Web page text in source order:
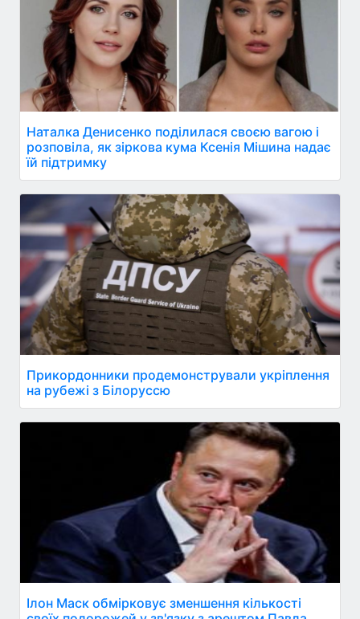
Наталка Денисенко поділилася своєю вагою і
розповіла, як зіркова кума Ксенія Мішина надає
їй підтримку
Прикордонники продемонстрували укріплення
на рубежі з Білоруссю
Ілон Маск обмірковує зменшення кількості